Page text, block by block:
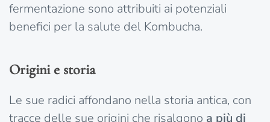
fermentazione sono attribuiti ai potenziali
benefici per la salute del Kombucha.
Origini e storia
Le sue radici affondano nella storia antica, con
tracce delle sue origini che risalgono a più di